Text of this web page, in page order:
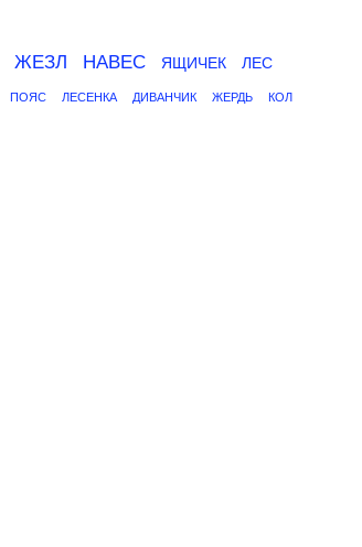
ЖЕЗЛ НАВЕС ЯЩИЧЕК
ЛЕС
ПОЯС ЛЕСЕНКА ДИВАНЧИК ЖЕРДЬ КОЛ